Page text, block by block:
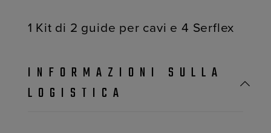
1 Kit di 2 guide per cavi e 4 Serflex
INFORMAZIONI SULLA
LOGISTICA